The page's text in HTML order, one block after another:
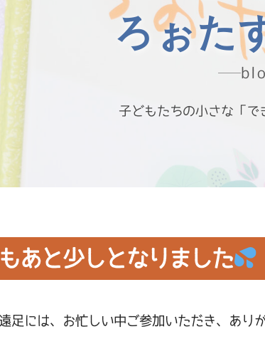
ろぉた
子どもたちの小さな「で
あと少しとなりました
足には、お忙しい中ご参加いただき、あり